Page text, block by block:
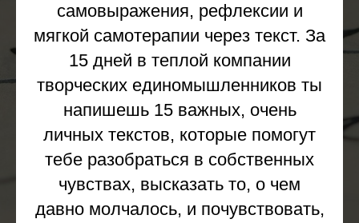
самовыражения, рефлексии и
мягкой самотерапии через текст. За
15 дней в теплой компании
творческих единомышленников ты
напишешь 15 важных, очень
личных текстов, которые помогут
тебе разобраться в собственных
чувствах, высказать то, о чем
давно молчалось, и почувствовать,